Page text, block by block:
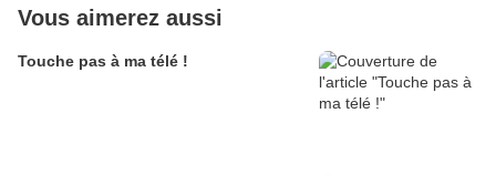
Vous aimerez aussi
Touche pas à ma télé !